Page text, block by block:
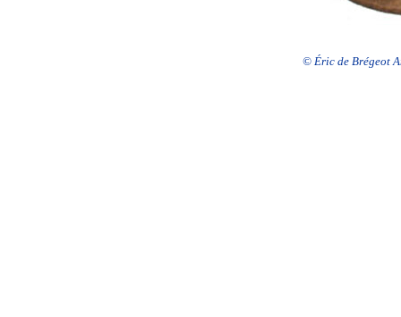
© Éric de Brégeot